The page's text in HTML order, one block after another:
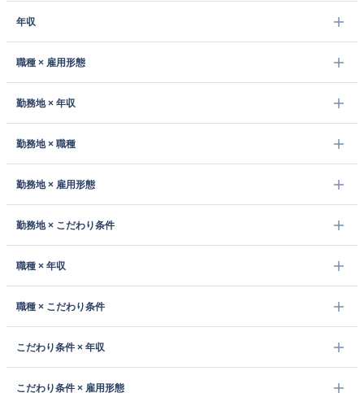
年収
職種 × 雇用形態
勤務地 × 年収
勤務地 × 職種
勤務地 × 雇用形態
勤務地 × こだわり条件
職種 × 年収
職種 × こだわり条件
こだわり条件 × 年収
こだわり条件 × 雇用形態